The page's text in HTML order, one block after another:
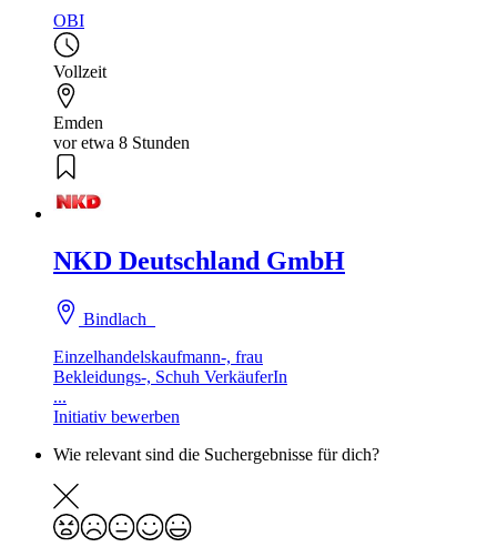
OBI
Vollzeit
Emden
vor etwa 8 Stunden
NKD Deutschland GmbH
Bindlach
Einzelhandelskaufmann-, frau
Bekleidungs-, Schuh VerkäuferIn
...
Initiativ bewerben
Wie relevant sind die Suchergebnisse für dich?